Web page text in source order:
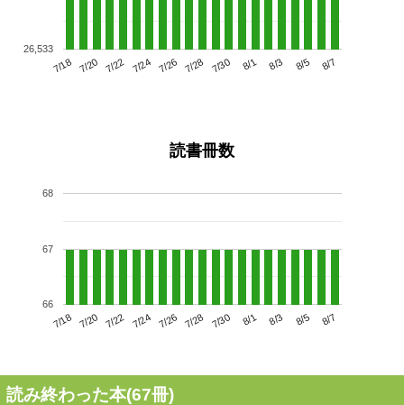
7/18 7/20 7/22 7/24 7/26 7/28 7/30 8/1 8/3 8/5 8/7
26,533
読書冊数
7/18 7/20 7/22 7/24 7/26 7/28 7/30 8/1 8/3 8/5 8/7
66
67
68
読み終わった本(67冊)